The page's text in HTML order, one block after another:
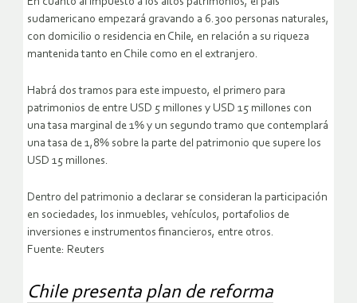
sudamericano empezará gravando a 6.300 personas naturales,
con domicilio o residencia en Chile, en relación a su riqueza
mantenida tanto en Chile como en el extranjero.
Habrá dos tramos para este impuesto, el primero para
patrimonios de entre USD 5 millones y USD 15 millones con
una tasa marginal de 1% y un segundo tramo que contemplará
una tasa de 1,8% sobre la parte del patrimonio que supere los
USD 15 millones.
Dentro del patrimonio a declarar se consideran la participación
en sociedades, los inmuebles, vehículos, portafolios de
inversiones e instrumentos financieros, entre otros.
Fuente: Reuters
Chile presenta plan de reforma